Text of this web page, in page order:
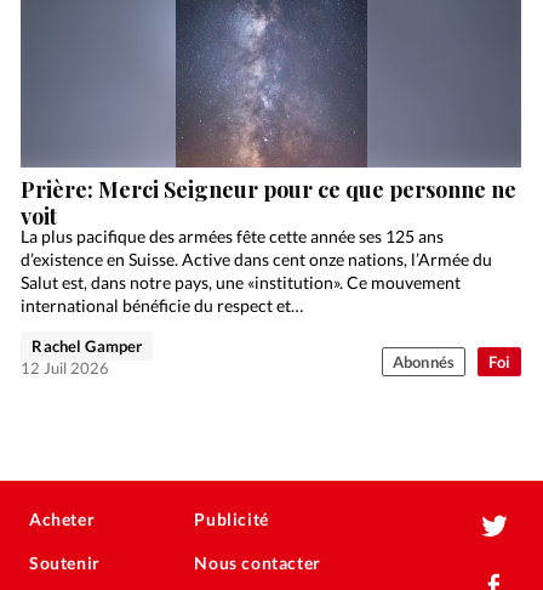
Foi
Prière: Merci Seigneur pour ce que personne ne
voit
La plus pacifique des armées fête cette année ses 125 ans
d’existence en Suisse. Active dans cent onze nations, l’Armée du
Salut est, dans notre pays, une «institution». Ce mouvement
international bénéficie du respect et…
Rachel Gamper
12 Juil 2026
Abonnés
Acheter
Soutenir
Publicité
Nous contacter